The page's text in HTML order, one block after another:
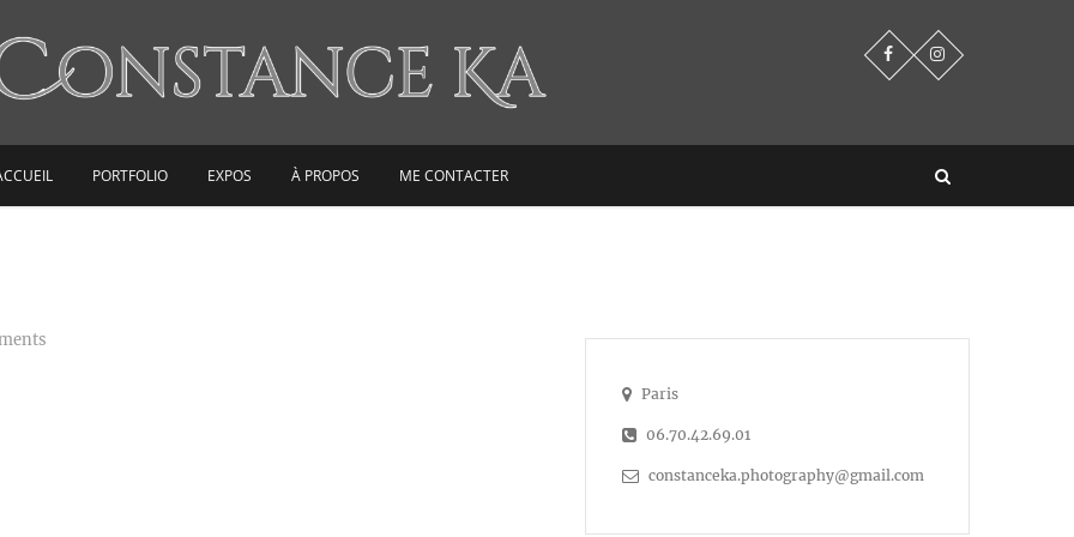
PORTFOLIO EXPOS À PROPOS ME CONTACTER
Paris
06.70.42.69.01
constanceka.photography@gmail.com